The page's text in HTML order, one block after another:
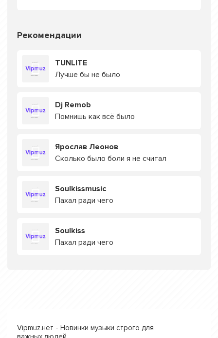
Рекомендации
TUNLITE
Лучше бы не было
Dj Remob
Помнишь как всё было
Ярослав Леонов
Сколько было боли я не считал
Soulkissmusic
Пахал ради чего
Soulkiss
Пахал ради чего
Vipmuz.нет - Новинки музыки строго для